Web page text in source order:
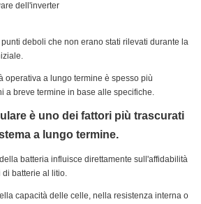
dell'inverter
deboli che non erano stati rilevati durante la
operativa a lungo termine è spesso più
a breve termine in base alle specifiche.
è uno dei fattori più trascurati
a lungo termine.
batteria influisce direttamente sull'affidabilità
batterie al litio.
capacità delle celle, nella resistenza interna o